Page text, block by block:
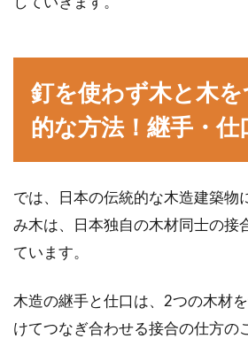
釘を使わず木と木
的な方法！継手・仕
では、日本の伝統的な木造建築物
み木は、日本独自の木材同士の接
ています。
木造の継手と仕口は、2つの木材
けてつなぎ合わせる接合の仕方の